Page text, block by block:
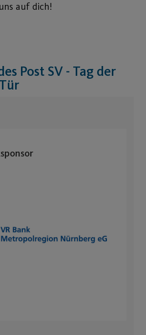
auf dich!
Post SV - Tag der